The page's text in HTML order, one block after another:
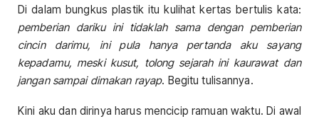
Di dalam bungkus plastik itu kulihat kertas bertulis kata:
pemberian dariku ini tidaklah sama dengan pemberian
cincin darimu, ini pula hanya pertanda aku sayang
kepadamu, meski kusut, tolong sejarah ini kaurawat dan
jangan sampai dimakan rayap. Begitu tulisannya.
Kini aku dan dirinya harus mencicip ramuan waktu. Di awal